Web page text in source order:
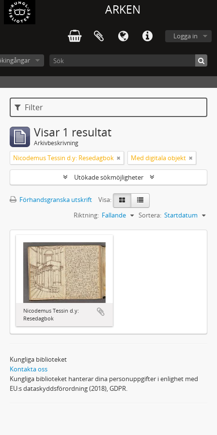
ARKEN
Logga in
Filter
Visar 1 resultat
Arkivbeskrivning
Nicodemus Tessin d.y: Resedagbok Med digitala objekt
Utökade sökmöjligheter
Förhandsgranska utskrift
Visa:
Sortera: Startdatum
Riktning: Fallande
Nicodemus Tessin d.y:
Resedagbok
Kungliga biblioteket
Kontakta oss
Kungliga biblioteket hanterar dina personuppgifter i enlighet med
EU:s dataskyddsförordning (2018), GDPR.